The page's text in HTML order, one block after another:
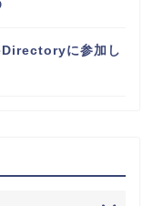
に参加し